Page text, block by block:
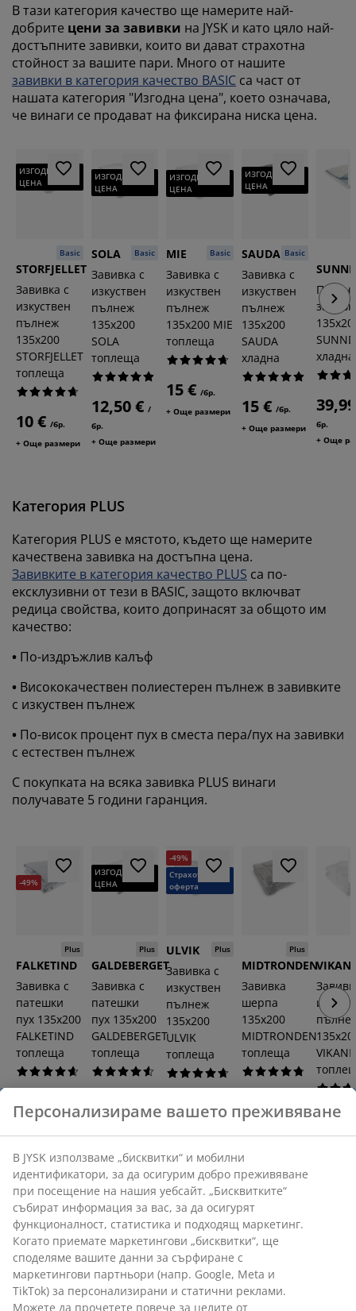
В тази категория качество ще намерите най-
добрите цени за завивки на JYSK и като цяло най-
достъпните завивки, които ви дават страхотна
стойност за вашите пари. Много от нашите
завивки в категория качество BASIC са част от
нашата категория "Изгодна цена", което означава,
че винаги се продават на фиксирана ниска цена.
ИЗГОДНА
ЦЕНА
Basic
STORFJELLET
Завивка с
изкуствен
пълнеж
135x200
STORFJELLET
топлеща
10 € /бр.
+ Още размери
ИЗГОДНА
ЦЕНА
Basic
SOLA
Завивка с
изкуствен
пълнеж
135x200
SOLA
топлеща
12,50 € /
бр.
+ Още размери
ИЗГОДНА
ЦЕНА
Basic
MIE
Завивка с
изкуствен
пълнеж
135x200 MIE
топлеща
15 € /бр.
+ Още размери
ИЗГОДНА
ЦЕНА
Basic
SAUDA
Завивка с
изкуствен
пълнеж
135x200
SAUDA
хладна
15 € /бр.
+ Още размери
хладна
бр.
+ Още
Категория PLUS
Категория PLUS е мястото, където ще намерите
качествена завивка на достъпна цена.
Завивките в категория качество PLUS са по-
ексклузивни от тези в BASIC, защото включват
редица свойства, които допринасят за общото им
качество:
• По-издръжлив калъф
• Висококачествен полиестерен пълнеж в завивките
с изкуствен пълнеж
• По-висок процент пух в сместа пера/пух на завивки
с естествен пълнеж
С покупката на всяка завивка PLUS винаги
получавате 5 години гаранция.
-49%
Plus
FALKETIND
Завивка с
патешки
пух 135x200
FALKETIND
топлеща
90 €
179 € /бр.
+ Още размери
ИЗГОДНА
ЦЕНА
Plus
GALDEBERGET
Завивка с
патешки
пух 135x200
GALDEBERGET
топлеща
+ Още размери
-49%
Страхотна
оферта
Plus
ULVIK
Завивка с
изкуствен
пълнеж
135x200
ULVIK
топлеща
36,99 € /бр.
+ Още размери
Plus
MIDTRONDEN
Завивка
шерпа
135x200
MIDTRONDEN
топлеща
бр.
+ Още размери
бр.
Категория GOLD
В категория качество GOLD ще намерите нашите
най-ексклузивни завивки от висок клас. Когато
преминете от PLUS към GOLD, ще получите редица
допълнителни функции, подобрения в цялостното
Персонализираме вашето преживяване
В JYSK използваме „бисквитки“ и мобилни
идентификатори, за да осигурим добро преживяване
при посещение на нашия уебсайт. „Бисквитките“
събират информация за вас, за да осигурят
функционалност, статистика и подходящ маркетинг.
Когато приемате маркетингови „бисквитки“, ще
споделяме вашите данни за сърфиране с
маркетингови партньори (напр. Google, Meta и
TikTok) за персонализирани и статични реклами.
Можете да прочетете повече за целите от